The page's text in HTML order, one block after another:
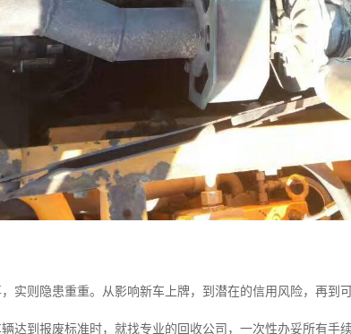
实则隐患重重。从影响新车上牌，到潜在的信用风险，再到
达到报废标准时，就找专业的回收公司，一次性办妥所有手